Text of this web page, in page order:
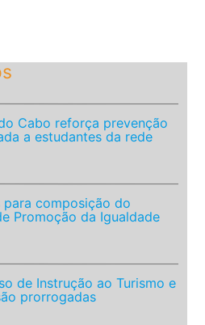
Cabo reforça prevenção
a estudantes da rede
composição do
Promoção da Igualdade
de Instrução ao Turismo e
prorrogadas